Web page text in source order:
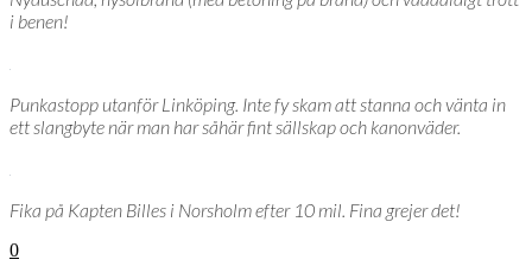
i benen!
Punkastopp utanför Linköping. Inte fy skam att stanna och vänta in
ett slangbyte när man har såhär fint sällskap och kanonväder.
Fika på Kapten Billes i Norsholm efter 10 mil. Fina grejer det!
0